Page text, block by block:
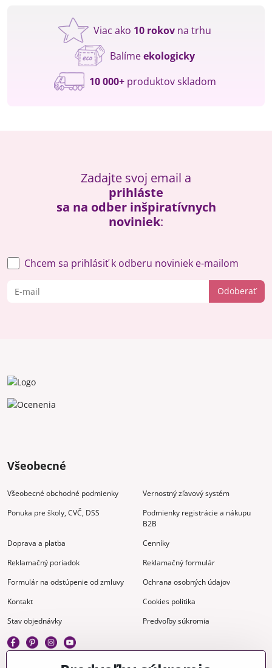
Viac ako 10 rokov na trhu
Balímeekologicky
10 000+produktov skladom
Zadajte svoj email a
prihláste
sa na odber inšpiratívnych
noviniek:
Odoberať
Chcem sa prihlásiť k odberu noviniek e-mailom
Všeobecné
Všeobecné obchodné podmienky
Vernostný zľavový systém
Ponuka pre školy, CVČ, DSS
Podmienky registrácie a nákupu
B2B
Doprava a platba
Cenníky
Reklamačný poriadok
Reklamačný formulár
Formulár na odstúpenie od zmluvy
Ochrana osobných údajov
Kontakt
Cookies politika
Stav objednávky
Predvoľby súkromia